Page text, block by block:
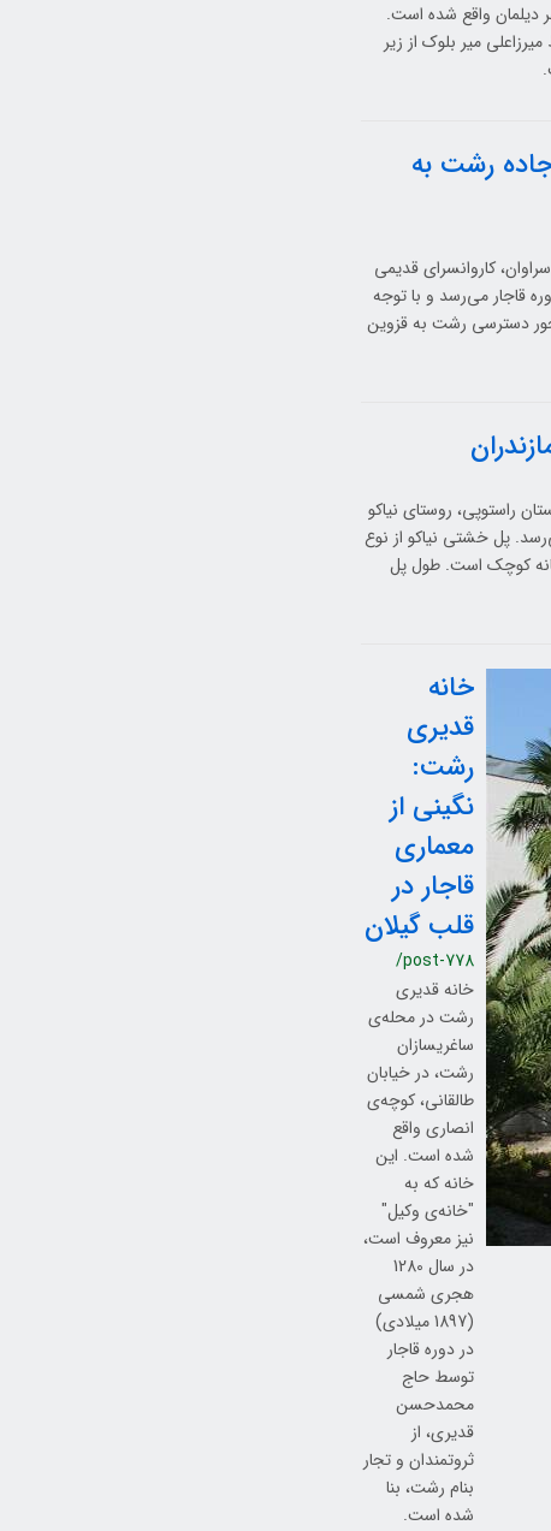
دیلمان واقع شده است.
میر بلوک از زیر
جاده رشت به
کاروانسرای قدیمی
قاجار می‌رسد و با توجه
دسترسی رشت به قزوین
راستوپی، روستای نیاکو
صفوی (حدود 400 سال پیش) می‌رسد. پل خشتی نیاکو از نوع
کوچک است. طول پل
خانه
قدیری
رشت:
نگینی از
معماری
قاجار در
قلب گیلان
/post-778
خانه قدیری
رشت در محله‌ی
ساغریسازان
رشت، در خیابان
طالقانی، کوچه‌ی
انصاری واقع
شده است. این
خانه که به
"خانه‌ی وکیل"
نیز معروف است،
در سال 1280
هجری شمسی
(1897 میلادی)
در دوره قاجار
توسط حاج
محمدحسن
قدیری، از
ثروتمندان و تجار
بنام رشت، بنا
شده است.